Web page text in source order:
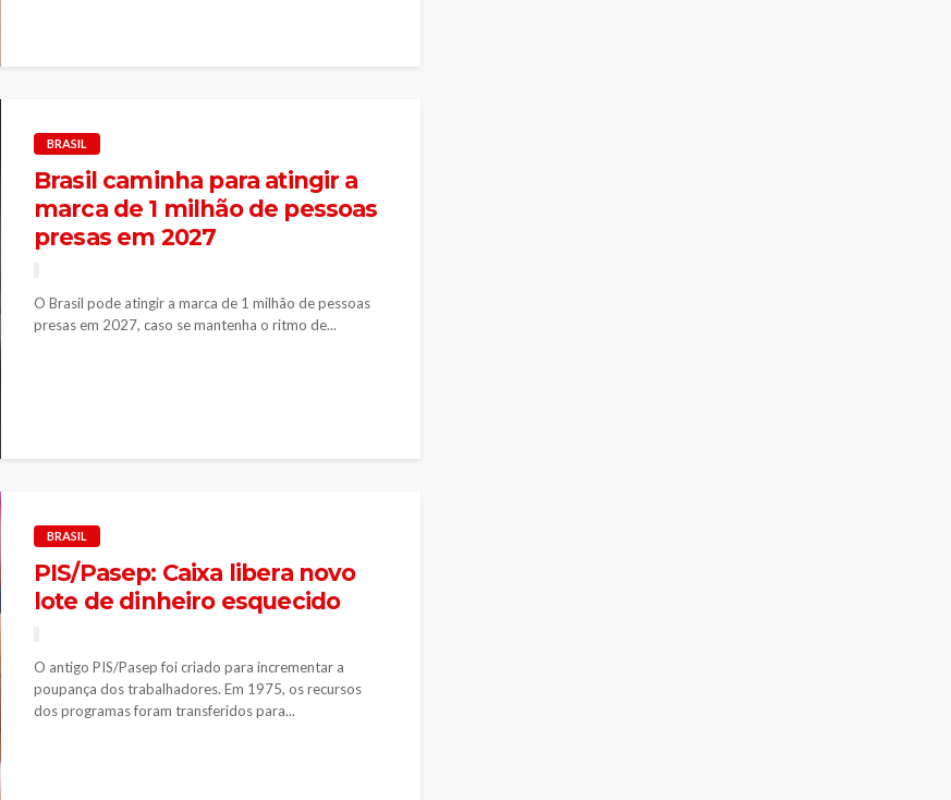
BRASIL
Brasil caminha para atingir a
marca de 1 milhão de pessoas
presas em 2027
O Brasil pode atingir a marca de 1 milhão de pessoas
presas em 2027, caso se mantenha o ritmo de...
BRASIL
PIS/Pasep: Caixa libera novo
lote de dinheiro esquecido
O antigo PIS/Pasep foi criado para incrementar a
poupança dos trabalhadores. Em 1975, os recursos
dos programas foram transferidos para...